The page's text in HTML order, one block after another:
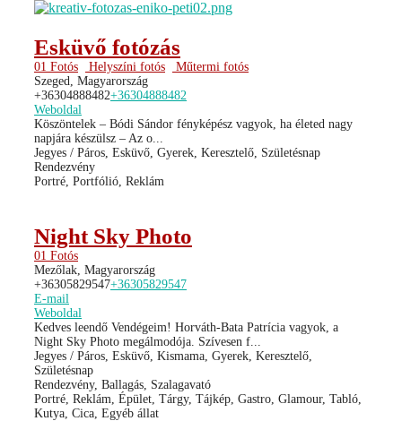
Esküvő fotózás
01 Fotós Helyszíni fotós
Műtermi fotós
Szeged, Magyarország
+36304888482+36304888482
Weboldal
Köszöntelek – Bódi Sándor fényképész vagyok, ha életed nagy
napjára készülsz – Az o...
Jegyes / Páros, Esküvő, Gyerek, Keresztelő, Születésnap
Rendezvény
Portré, Portfólió, Reklám
Night Sky Photo
01 Fotós
Mezőlak, Magyarország
+36305829547+36305829547
E-mail
Weboldal
Kedves leendő Vendégeim! Horváth-Bata Patrícia vagyok, a
Night Sky Photo megálmodója. Szívesen f...
Jegyes / Páros, Esküvő, Kismama, Gyerek, Keresztelő,
Születésnap
Rendezvény, Ballagás, Szalagavató
Portré, Reklám, Épület, Tárgy, Tájkép, Gastro, Glamour, Tabló,
Kutya, Cica, Egyéb állat